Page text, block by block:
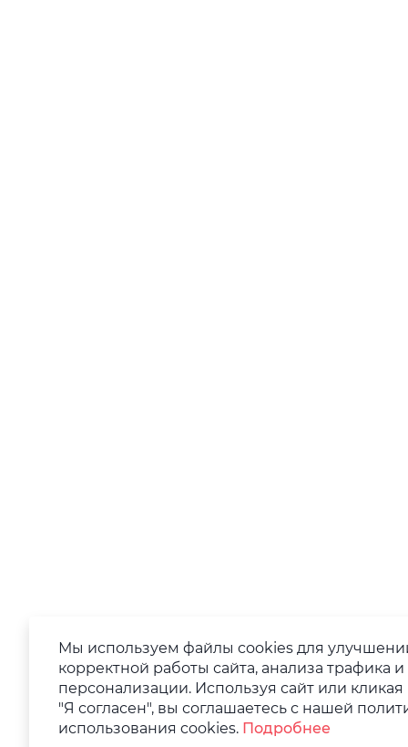
Мы используем файлы cookies для
корректной работы сайта, анализа трафика и
персонализации. Используя сайт или кликая
"Я согласен", вы соглашаетесь с нашей
использования cookies. Подробнее